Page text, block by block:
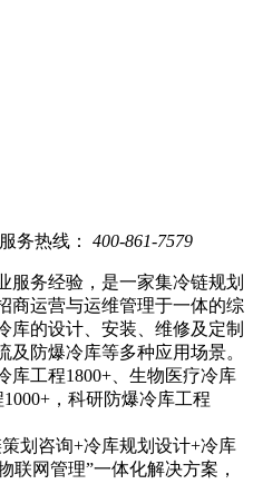
务热线： 400-861-7579
服务经验，是一家集冷链规划
商运营与运维管理于一体的综
库的设计、安装、维修及定制
防爆冷库等多种应用场景。
库工程1800+、生物医疗冷库
，科研防爆冷库工程
划咨询+冷库规划设计+冷库
联网管理”一体化解决方案，